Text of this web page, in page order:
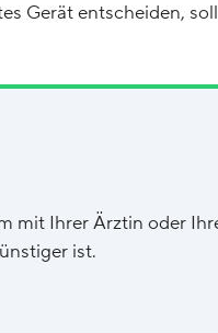
Gerät entscheiden,
mit Ihrer Ärztin oder
ist.